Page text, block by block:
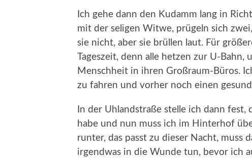
Ich gehe dann den Kudamm lang in
mit der seligen Witwe, prügeln sich
sie nicht, aber sie brüllen laut. Für
Tageszeit, denn alle hetzen zur U-
Menschheit in ihren Großraum-Büros.
zu fahren und vorher noch einen
In der Uhlandstraße stelle ich dann fest,
habe und nun muss ich im Hinterhof
runter, das passt zu dieser Nacht, muss
irgendwas in die Wunde tun, bevor ich